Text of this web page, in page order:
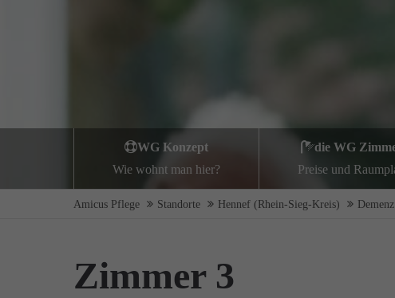
WG Konzept
Wie wohnt man hier?
die WG
Preise und
Amicus Pflege Standorte Hennef (Rhein-Sieg-Kreis)
Zimmer 3